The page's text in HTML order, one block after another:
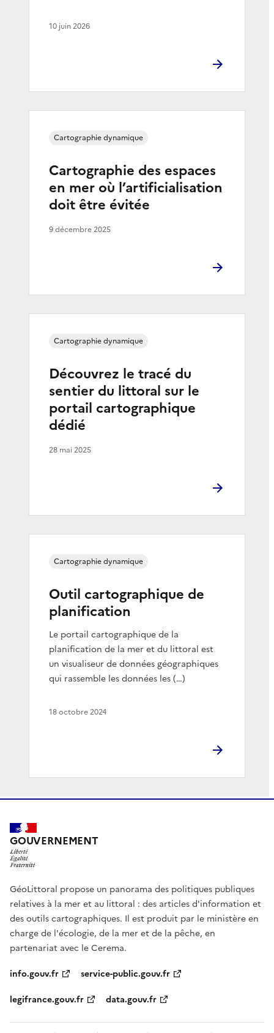
10 juin 2026
Cartographie des espaces
en mer où l’artificialisation
doit être évitée
Cartographie dynamique
9 décembre 2025
Découvrez le tracé du
sentier du littoral sur le
portail cartographique
dédié
Cartographie dynamique
28 mai 2025
Outil cartographique de
planification
Le portail cartographique de la
planification de la mer et du littoral est
un visualiseur de données géographiques
qui rassemble les données les (…)
Cartographie dynamique
18 octobre 2024
GOUVERNEMENT
GéoLittoral propose un panorama des politiques publiques
relatives à la mer et au littoral : des articles d'information et
des outils cartographiques. Il est produit par le ministère en
charge de l'écologie, de la mer et de la pêche, en
partenariat avec le Cerema.
info.gouv.fr
service-public.gouv.fr
legifrance.gouv.fr
data.gouv.fr